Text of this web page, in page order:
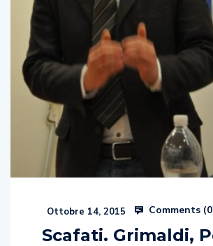
Ottobre 14, 2015 Comments (0
Scafati. Grimaldi,